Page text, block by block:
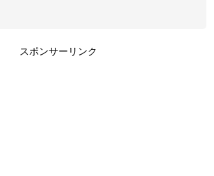
スポンサーリンク